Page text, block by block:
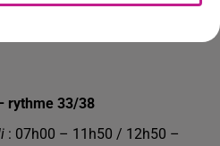
rythme 33/38
: 07h00 – 11h50 / 12h50 –